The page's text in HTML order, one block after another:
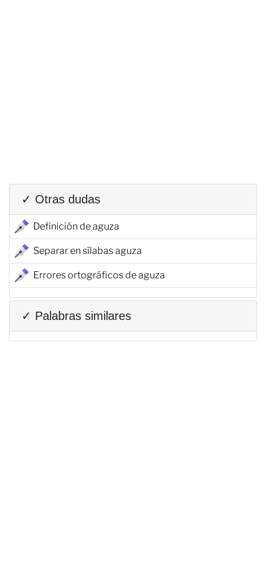
✓ Otras dudas
Definición de aguza
Separar en sílabas aguza
Errores ortográficos de aguza
✓ Palabras similares